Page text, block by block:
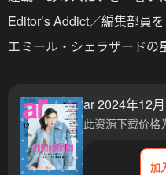
Editor’s Addict／編集部員
エミール・シェラザードの
ar 2024年12
加
此资源下载价格